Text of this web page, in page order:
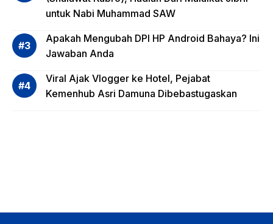
Saja?
untuk Nabi Muhammad SAW
Apakah Mengubah DPI HP Android Bahaya? Ini
Jawaban Anda
Viral Ajak Vlogger ke Hotel, Pejabat
Kemenhub Asri Damuna Dibebastugaskan